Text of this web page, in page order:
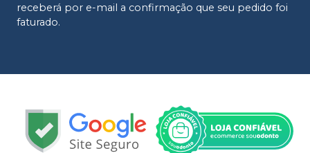
receberá por e-mail a confirmação que seu pedido foi
faturado.